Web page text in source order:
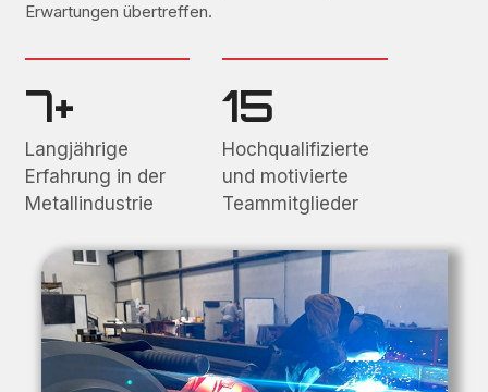
Erwartungen übertreffen.
7+
Langjährige
Erfahrung in der
Metallindustrie
15
Hochqualifizierte
und motivierte
Teammitglieder